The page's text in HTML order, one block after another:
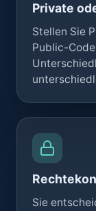
Private
Stellen Sie
Public-
Sie